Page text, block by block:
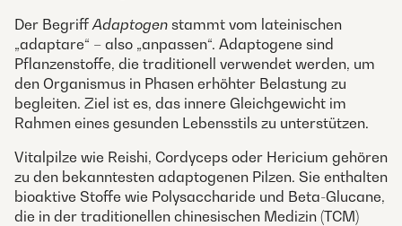
Der BegriffAdaptogen stammt vom lateinischen
„adaptare“ – also „anpassen“. Adaptogene sind
Pflanzenstoffe, die traditionell verwendet werden, um
den Organismus in Phasen erhöhter Belastung zu
begleiten. Ziel ist es, das innere Gleichgewicht im
Rahmen eines gesunden Lebensstils zu unterstützen.
Vitalpilze wie Reishi, Cordyceps oder Hericium gehören
zu den bekanntesten adaptogenen Pilzen. Sie enthalten
bioaktive Stoffe wie Polysaccharide und Beta-Glucane,
die in der traditionellen chinesischen Medizin (TCM)